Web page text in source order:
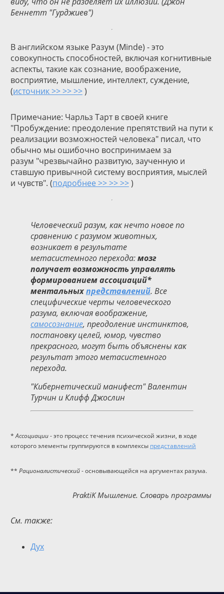
Беннетт "Гурджиев")
В английском языке Разум (Minde) - это
совокупность способностей, включая когнитивные
аспекты, такие как сознание, воображение,
восприятие, мышление, интеллект, суждение,
(источник >> >> >>)
Примечание: Чарльз Тарт в своей книге
"Пробуждение: преодоление препятствий на пути к
реализации возможностей человека" писал, что
обычно мы ошибочно воспринимаем за
разум "чрезвычайно развитую, заученную и
ставшую привычной систему восприятия, мыслей
и чувств". (подробнее >> >> >>)
Человеческий разум, как нечто новое по
сравнению с разумом животных,
возникает в результате
метасистемного перехода:мозг
получает возможность управлять
формированием ассоциаций*
ментальныхпредставлений. Все
специфические черты человеческого
разума, включая воображение,
самосознание, преодоление инстинктов,
постановку целей, юмор, чувство
прекрасного, могут быть объяснены как
результат этого метасистемного
перехода.
"Кибернетический манифест" Валентин
Турчин и Клифф Джослин
* Ассоциации- это процесс течения психической жизни, в ходе
которого элементы группируются в комплексы представлений
** Рационалистический- основывающейся на аргументах разума.
PraktiK Мышление. Словарь программы
См. также:
Дух